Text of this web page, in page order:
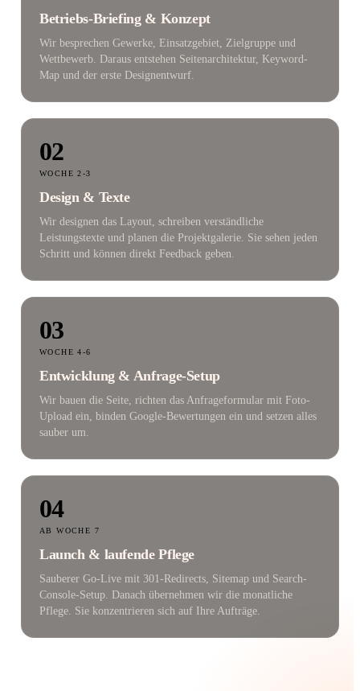
Betriebs-Briefing & Konzept
Wir besprechen Gewerke, Einsatzgebiet, Zielgruppe und
Wettbewerb. Daraus entstehen Seitenarchitektur, Keyword-
Map und der erste Designentwurf.
02
WOCHE 2-3
Design & Texte
Wir designen das Layout, schreiben verständliche
Leistungstexte und planen die Projektgalerie. Sie sehen jeden
Schritt und können direkt Feedback geben.
03
WOCHE 4-6
Entwicklung & Anfrage-Setup
Wir bauen die Seite, richten das Anfrageformular mit Foto-
Upload ein, binden Google-Bewertungen ein und setzen alles
sauber um.
04
AB WOCHE 7
Launch & laufende Pflege
Sauberer Go-Live mit 301-Redirects, Sitemap und Search-
Console-Setup. Danach übernehmen wir die monatliche
Pflege. Sie konzentrieren sich auf Ihre Aufträge.